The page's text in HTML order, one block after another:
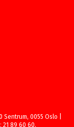
0055 Oslo |
21 89 60 60.